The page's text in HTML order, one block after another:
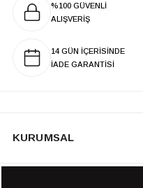
%100 GÜVENLİ
ALIŞVERİŞ
14 GÜN İÇERİSİNDE
İADE GARANTİSİ
KURUMSAL